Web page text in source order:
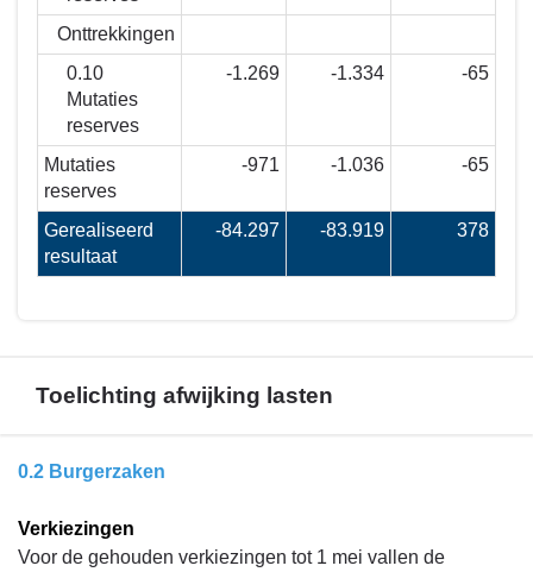
Onttrekkingen
0.10
Mutaties
reserves
-1.269 -1.334 -65
Mutaties
reserves
-971 -1.036 -65
Gerealiseerd
resultaat
-84.297 -83.919 378
Toelichting afwijking lasten
Terug
navigatie
0.2 Burgerzaken
Verkiezingen
Voor de gehouden verkiezingen tot 1 mei vallen de